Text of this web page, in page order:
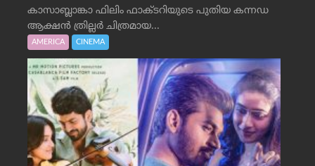
കാസാബ്ലാങ്കാ ഫിലിം ഫാക്ടറിയുടെ പുതിയ കന്നഡ
ആക്ഷൻ ത്രില്ലർ ചിത്രമായ...
AMERICA CINEMA